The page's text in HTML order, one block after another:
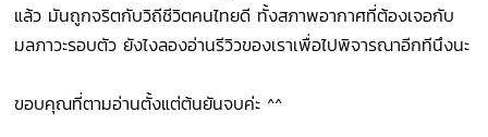
แล้ว มันถูกจริตกับวิถีชีวิตคนไทยดี ทั้งสภาพอากาศที่ต้องเจอกับ
มลภาวะรอบตัว ยังไงลองอ่านรีวิวของเราเพื่อไปพิจารณาอีกทีนึงนะ
ขอบคุณที่ตามอ่านตั้งแต่ต้นยันจบค่ะ ^^